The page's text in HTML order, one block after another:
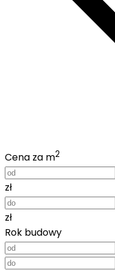
Cena za m2
zł
zł
Rok budowy